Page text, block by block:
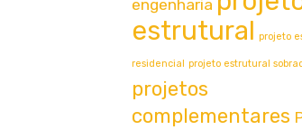
engenharia
estrutural projeto
residencial projeto estrutural
projetos
complementares